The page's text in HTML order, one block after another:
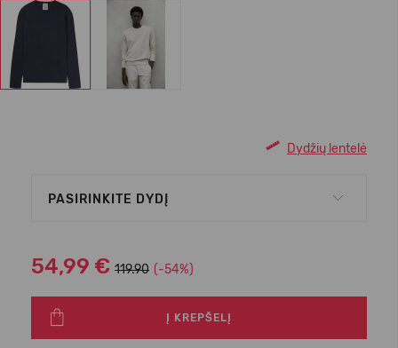
Dydžių lentelė
PASIRINKITE DYDĮ
54,99 € 119.90 (-54%)
Į KREPŠELĮ